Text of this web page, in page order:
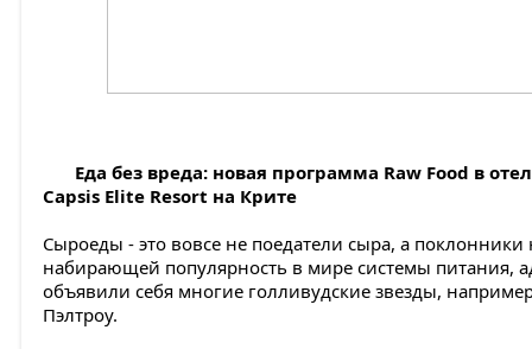
Еда без вреда: новая программа Raw Food в
Capsis Elite Resort на Крите
Сыроеды - это вовсе не поедатели сыра, а
набирающей популярность в мире системы питания,
объявили себя многие голливудские звезды,
Пэлтроу.